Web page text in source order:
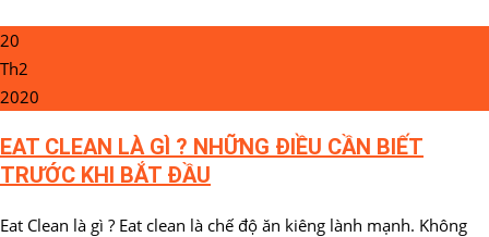
20
Th2
2020
EAT CLEAN LÀ GÌ ? NHỮNG ĐIỀU CẦN BIẾT
TRƯỚC KHI BẮT ĐẦU
Eat Clean là gì ? Eat clean là chế độ ăn kiêng lành mạnh. Không